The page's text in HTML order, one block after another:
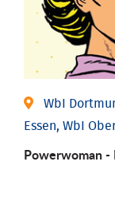
WbI
Essen, WbI
Powerwoman -